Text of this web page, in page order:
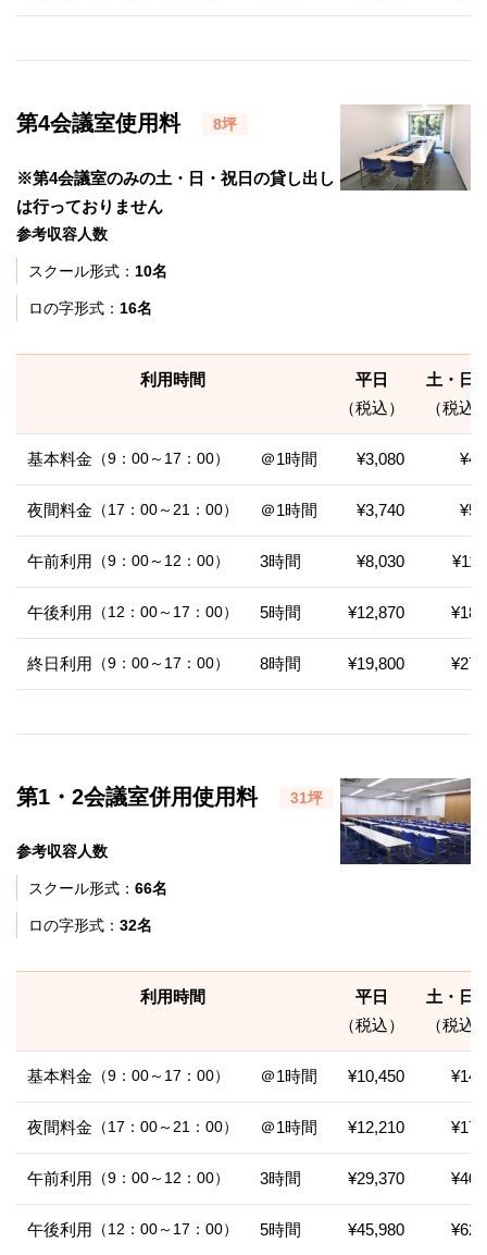
第4会議室使用料 8坪
※第4会議室のみの土・日・祝日の貸し出し
は行っておりません
参考収容人数
スクール形式： 10名
ロの字形式： 16名
利用時間
平日
（税込）
土・日
（税込
基本料金 （9：00～17：00） ＠1時間 ¥3,080
夜間料金 （17：00～21：00） ＠1時間 ¥3,740
午前利用 （9：00～12：00） 3時間 ¥8,030
午後利用 （12：00～17：00） 5時間 ¥12,870
終日利用 （9：00～17：00） 8時間 ¥19,800
第1・2会議室併用使用料 31坪
参考収容人数
スクール形式： 66名
ロの字形式： 32名
利用時間
平日
（税込）
土・日
（税込
基本料金 （9：00～17：00） ＠1時間 ¥10,450
夜間料金 （17：00～21：00） ＠1時間 ¥12,210
午前利用 （9：00～12：00） 3時間 ¥29,370
午後利用 （12：00～17：00） 5時間 ¥45,980